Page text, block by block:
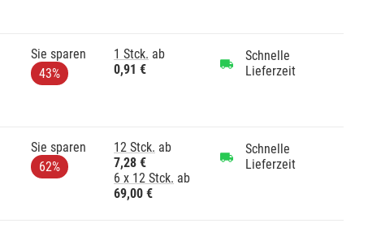
Sie sparen
43%
1 Stck. ab
0,91 €
Schnelle
Lieferzeit
Sie sparen
62%
12 Stck. ab
7,28 €
6 x 12 Stck. ab
69,00 €
Schnelle
Lieferzeit